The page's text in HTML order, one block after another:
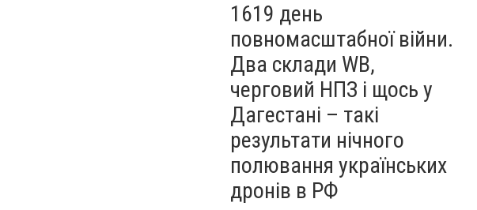
1619 день
повномасштабної війни.
Два склади WB,
черговий НПЗ і щось у
Дагестані – такі
результати нічного
полювання українських
дронів в РФ